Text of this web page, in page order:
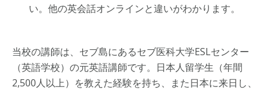
い。他の英会話オンラインと違いがわかります。
当校の講師は、セブ島にあるセブ医科大学ESLセンター
（英語学校）の元英語講師です。日本人留学生（年間
2,500人以上）を教えた経験を持ち、また日本に来日し、